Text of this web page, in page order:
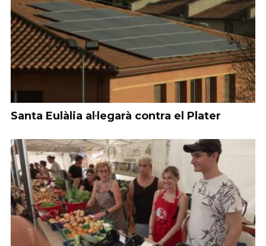
Santa Eulàlia al·legarà contra el Plater